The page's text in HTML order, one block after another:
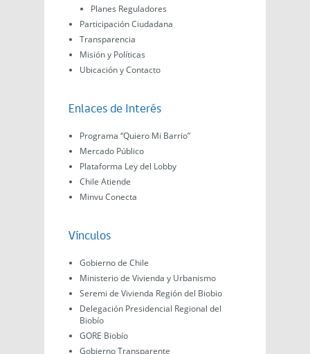
Planes Reguladores
Participación Ciudadana
Transparencia
Misión y Políticas
Ubicación y Contacto
Enlaces de Interés
Programa “Quiero Mi Barrio”
Mercado Público
Plataforma Ley del Lobby
Chile Atiende
Minvu Conecta
Vínculos
Gobierno de Chile
Ministerio de Vivienda y Urbanismo
Seremi de Vivienda Región del Biobio
Delegación Presidencial Regional del
Biobío
GORE Biobío
Gobierno Transparente